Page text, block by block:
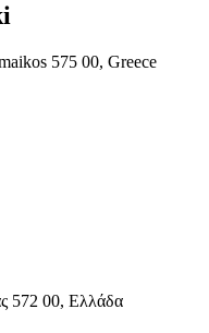
575 00, Greece
572 00, Ελλάδα